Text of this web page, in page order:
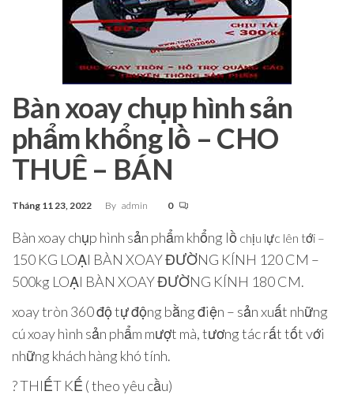
Bàn xoay chụp hình sản
phẩm khổng lồ – CHO
THUÊ – BÁN
Tháng 11 23, 2022 By admin 0
Bàn xoay chụp hình sản phẩm khổng lồ chịu lực lên tới –
150 KG LOẠI BÀN XOAY ĐƯỜNG KÍNH 120 CM –
500kg LOẠI BÀN XOAY ĐƯỜNG KÍNH 180 CM.
xoay tròn 360 độ tự động bằng điện – sản xuất những
cú xoay hình sản phẩm mượt mà, tương tác rất tốt với
những khách hàng khó tính.
? THIẾT KẾ ( theo yêu cầu)